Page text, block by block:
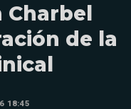
Charbel
de la
18:45